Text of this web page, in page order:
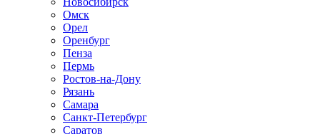
Омск
Орел
Оренбург
Пенза
Пермь
Ростов-на-Дону
Рязань
Самара
Санкт-Петербург
Саратов